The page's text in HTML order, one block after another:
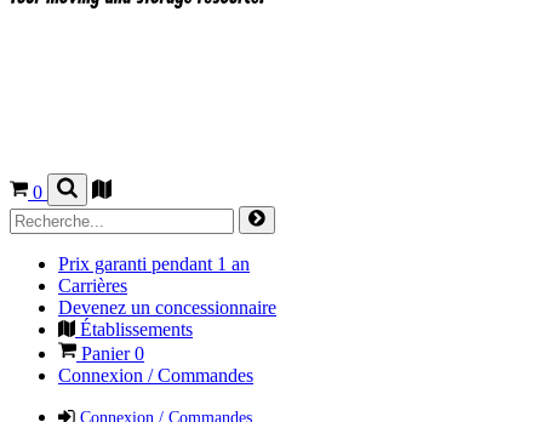
0
Prix garanti pendant 1 an
Carrières
Devenez un concessionnaire
Établissements
Panier0
Connexion / Commandes
Connexion / Commandes